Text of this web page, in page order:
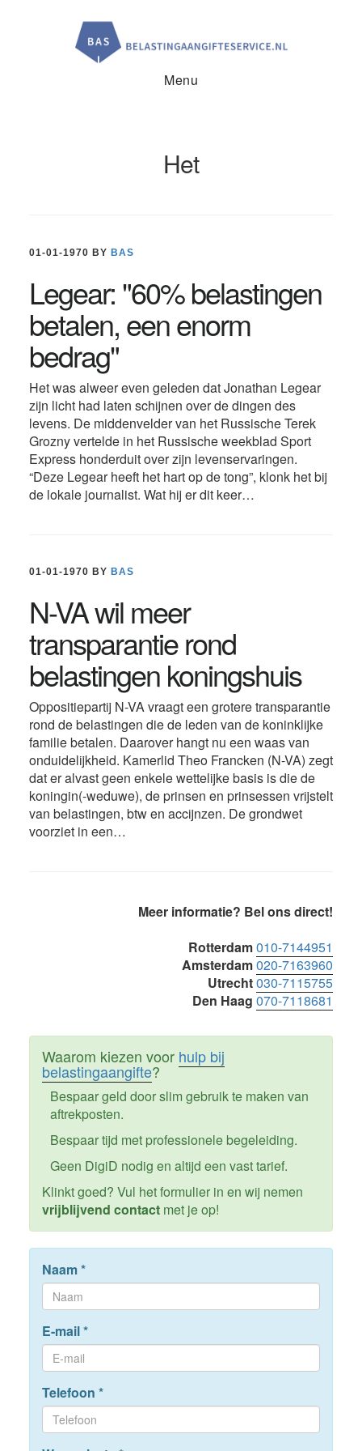
Menu
Het
01-01-1970 BY BAS
Legear: "60% belastingen
betalen, een enorm
bedrag"
Het was alweer even geleden dat Jonathan Legear
zijn licht had laten schijnen over de dingen des
levens. De middenvelder van het Russische Terek
Grozny vertelde in het Russische weekblad Sport
Express honderduit over zijn levenservaringen.
“Deze Legear heeft het hart op de tong”, klonk het bij
de lokale journalist. Wat hij er dit keer…
01-01-1970 BY BAS
N-VA wil meer
transparantie rond
belastingen koningshuis
Oppositiepartij N-VA vraagt een grotere transparantie
rond de belastingen die de leden van de koninklijke
familie betalen. Daarover hangt nu een waas van
onduidelijkheid. Kamerlid Theo Francken (N-VA) zegt
dat er alvast geen enkele wettelijke basis is die de
koningin(-weduwe), de prinsen en prinsessen vrijstelt
van belastingen, btw en accijnzen. De grondwet
voorziet in een…
Meer informatie? Bel ons direct!
Rotterdam010-7144951
Amsterdam020-7163960
Utrecht030-7115755
Den Haag 070-7118681
Waarom kiezen voor hulp bij
belastingaangifte?
Bespaar geld door slim gebruik te maken van
aftrekposten.
Bespaar tijd met professionele begeleiding.
Geen DigiD nodig en altijd een vast tarief.
Klinkt goed? Vul het formulier in en wij nemen
vrijblijvend contactmet je op!
Naam*
E-mail*
Telefoon *